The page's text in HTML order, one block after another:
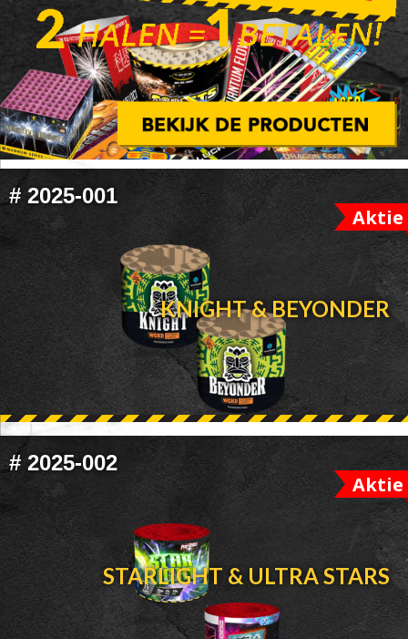
FOOTER
WIDGET
HEADER
# 2025-001
Aktie
KNIGHT & BEYONDER
# 2025-002
Aktie
STARLIGHT & ULTRA STARS